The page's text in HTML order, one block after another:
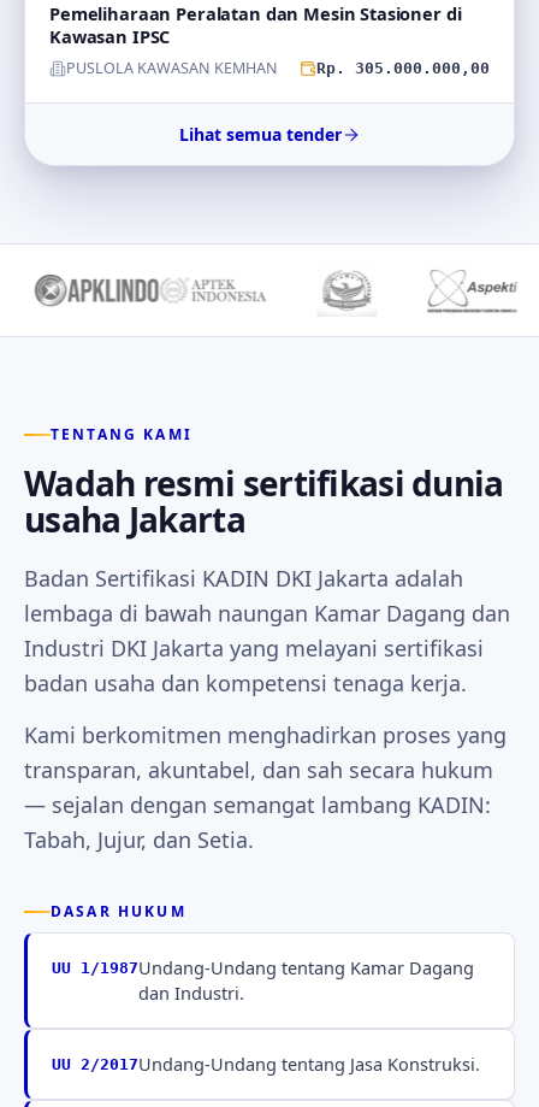
Pemeliharaan Peralatan dan Mesin Stasioner di
Kawasan IPSC
PUSLOLA KAWASAN KEMHAN Rp. 305.000.000,00
Lihat semua tender
TENTANG KAMI
Wadah resmi sertifikasi dunia
usaha Jakarta
Badan Sertifikasi KADIN DKI Jakarta adalah
lembaga di bawah naungan Kamar Dagang dan
Industri DKI Jakarta yang melayani sertifikasi
badan usaha dan kompetensi tenaga kerja.
Kami berkomitmen menghadirkan proses yang
transparan, akuntabel, dan sah secara hukum
— sejalan dengan semangat lambang KADIN:
Tabah, Jujur, dan Setia.
DASAR HUKUM
UU 1/1987Undang-Undang tentang Kamar Dagang
dan Industri.
UU 2/2017Undang-Undang tentang Jasa Konstruksi.